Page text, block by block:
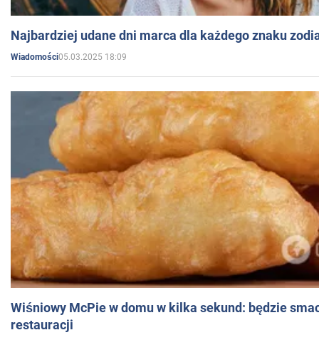
Najbardziej udane dni marca dla każdego znaku
Wiadomości05.03.2025 18:09
Wiśniowy McPie w domu w kilka sekund: będzie
restauracji